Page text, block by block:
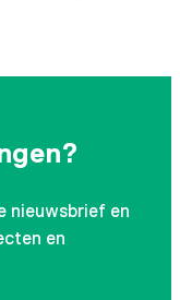
nieuwsbrief en
en